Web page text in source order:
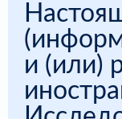
и (или)